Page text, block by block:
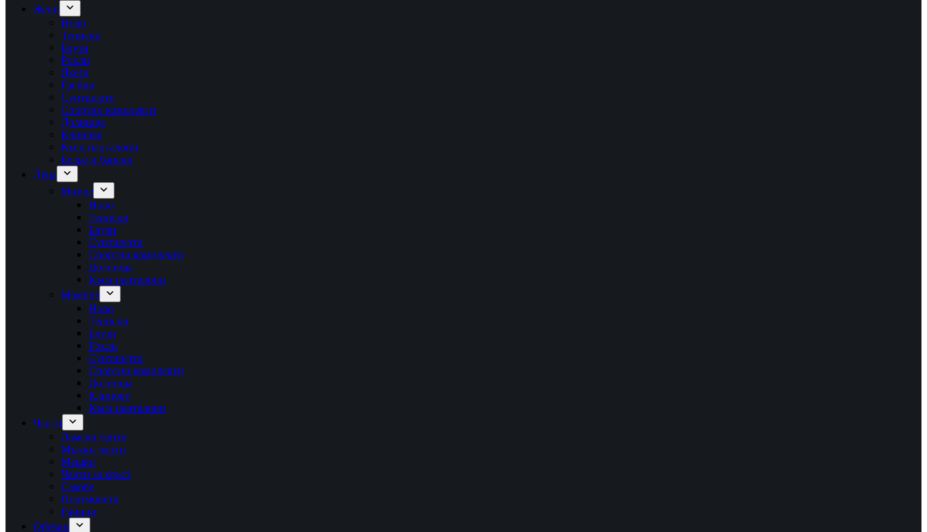
Жени
Ново
Тениски
Блузи
Рокли
Якета
Грейки
Суитшърти
Спортни комплекти
Долнища
Клинове
Къси панталони
Бельо и бански
Деца
Момче
Ново
Тениски
Блузи
Суитшърти
Спортни комплекти
Долнища
Къси панталони
Момиче
Ново
Тениски
Блузи
Рокли
Суитшърти
Спортни комплекти
Долнища
Клинове
Къси панталони
Чанти
Дамски чанти
Мъжки чанти
Мешки
Чанти за кръст
Сакове
Портмонета
Раници
Обувки